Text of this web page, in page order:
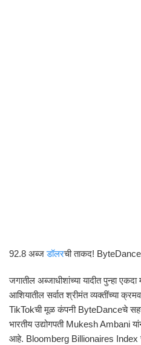
92.8 अब्जडॉलरची ताकद! ByteDance
जगातील अब्जाधीशांच्या यादीत पुन्हा
आशियातील सर्वात श्रीमंत व्यक्तींच्या
TikTokची मूळ कंपनी ByteDanceचे
भारतीय उद्योगपती Mukesh Ambani
आहे. Bloomberg Billionaires Index